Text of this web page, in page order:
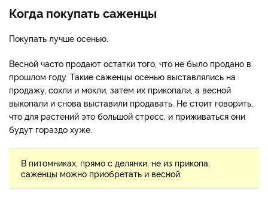
Когда покупать саженцы
Покупать лучше осенью.
Весной часто продают остатки того, что не было продано в
прошлом году. Такие саженцы осенью выставлялись на
продажу, сохли и мокли, затем их прикопали, а весной
выкопали и снова выставили продавать. Не стоит говорить,
что для растений это большой стресс, и приживаться они
будут гораздо хуже.
В питомниках, прямо с делянки, не из прикопа,
саженцы можно приобретать и весной.